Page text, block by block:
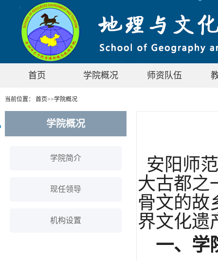
首页 学院概况 师资队伍
当前位置： 首页>>学院概况
学院概况
学院简介
现任领导
机构设置
安阳师
大古都之
骨文的故
界文化遗
一、学